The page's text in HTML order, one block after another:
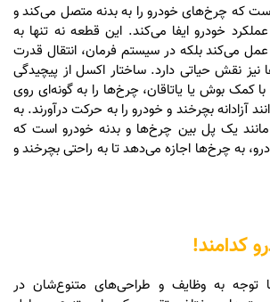
که چرخ‌های خودرو را به بدنه متصل می‌کند و
خودرو ایفا می‌کند. این قطعه نه تنها به
می‌کند بلکه در سیستم فرمان، انتقال قدرت
نقش حیاتی دارد. ساختار اکسل از پیچیدگی
کمک بوش یا یاتاقان، چرخ‌ها را به گونه‌ای روی
آزادانه بچرخند و خودرو را به حرکت درآورند. به
یک پل بین چرخ‌ها و بدنه خودرو است که
به چرخ‌ها اجازه می‌دهد تا به راحتی بچرخند و
کدامند!
توجه به وظایف و طراحی‌های متنوع‌شان در